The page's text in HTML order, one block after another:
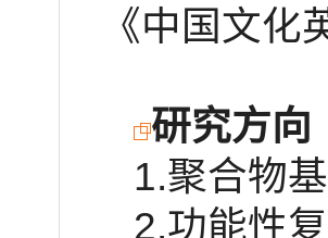
《中国文
研究方向
1.聚合物
2.功能性